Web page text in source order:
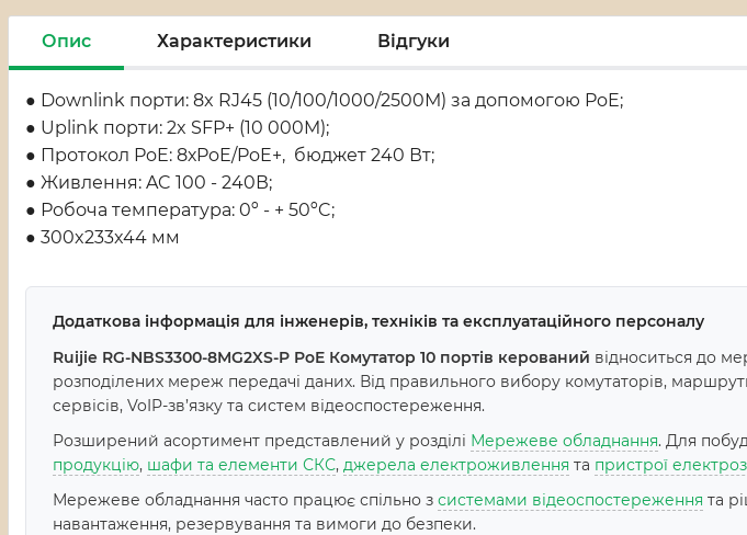
Опис Характеристики Відгуки
● Downlink порти: 8x RJ45 (10/100/1000/2500М) за допомогою PoE;
● Uplink порти: 2x SFP+ (10 000M);
● Протокол PoE: 8хPoE/PoE+, бюджет 240 Вт;
● Живлення: AC 100 - 240В;
● Робоча температура: 0º - + 50ºC;
● 300x233x44 мм
Додаткова інформація для інженерів, техніків та експлуатаційного персоналу
Ruijie RG-NBS3300-8MG2XS-P PoE Комутатор 10 портів керований відноситься до
розподілених мереж передачі даних. Від правильного вибору комутаторів,
сервісів, VoIP-зв’язку та систем відеоспостереження.
Розширений асортимент представлений у розділі Мережеве обладнання. Для
продукцію, шафи та елементи СКС, джерела електроживлення та пристрої
Мережеве обладнання часто працює спільно з системами відеоспостереження та
навантаження, резервування та вимоги до безпеки.